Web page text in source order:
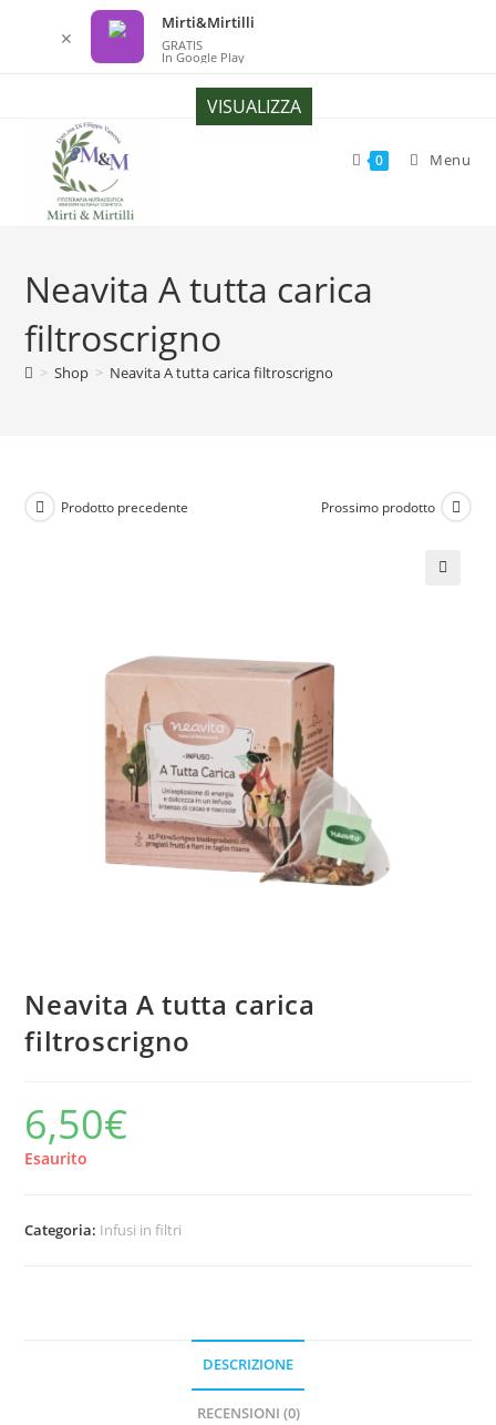
contenuto
0 Menu
Neavita A tutta carica
filtroscrigno
> Shop > Neavita A tutta carica filtroscrigno
Prodotto precedente Prossimo prodotto
Neavita A tutta carica
filtroscrigno
6,50€
Esaurito
Categoria: Infusi in filtri
DESCRIZIONE
RECENSIONI (0)
✕
Mirti&Mirtilli
GRATIS
In Google Play
VISUALIZZA